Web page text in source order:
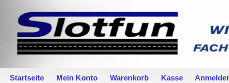
Startseite Mein Konto Warenkorb Kasse